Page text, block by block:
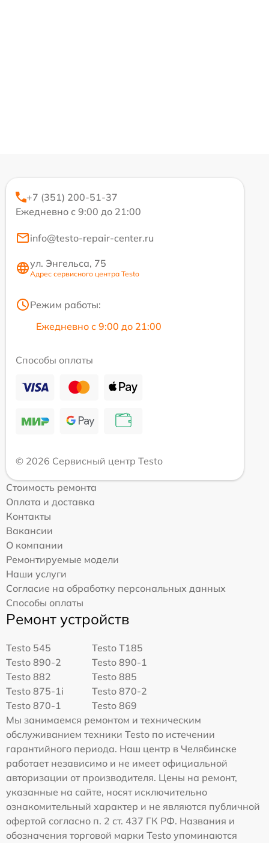
+7 (351) 200-51-37
Ежедневно с 9:00 до 21:00
info@testo-repair-center.ru
ул. Энгельса, 75
Адрес сервисного центра Testo
Режим работы:
Ежедневно с 9:00 до 21:00
Способы оплаты
© 2026 Сервисный центр Testo
Стоимость ремонта
Оплата и доставка
Контакты
Вакансии
О компании
Ремонтируемые модели
Наши услуги
Согласие на обработку персональных данных
Способы оплаты
Ремонт устройств
Testo 545
Testo T185
Testo 890-2
Testo 890-1
Testo 882
Testo 885
Testo 875-1i
Testo 870-2
Testo 870-1
Testo 869
Мы занимаемся ремонтом и техническим
обслуживанием техники Testo по истечении
гарантийного периода. Наш центр в Челябинске
работает независимо и не имеет официальной
авторизации от производителя. Цены на ремонт,
указанные на сайте, носят исключительно
ознакомительный характер и не являются публичной
офертой согласно п. 2 ст. 437 ГК РФ. Названия и
обозначения торговой марки Testo упоминаются